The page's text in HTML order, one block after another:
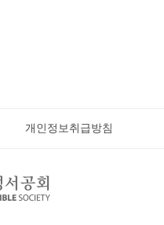
개인정보취급방침